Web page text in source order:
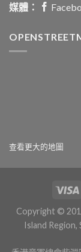
媒體：
查看更大的地圖
Copyright ©
Island